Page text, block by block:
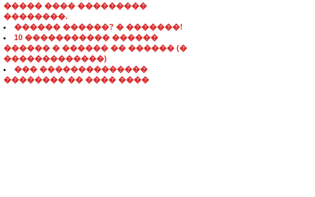
����� ���� ���������
��������.
������ ������? � �������!
10 ����������� ������
������ � ������ �� ������ (�
�������������)
��� ��������������
�������� �� ���� ����